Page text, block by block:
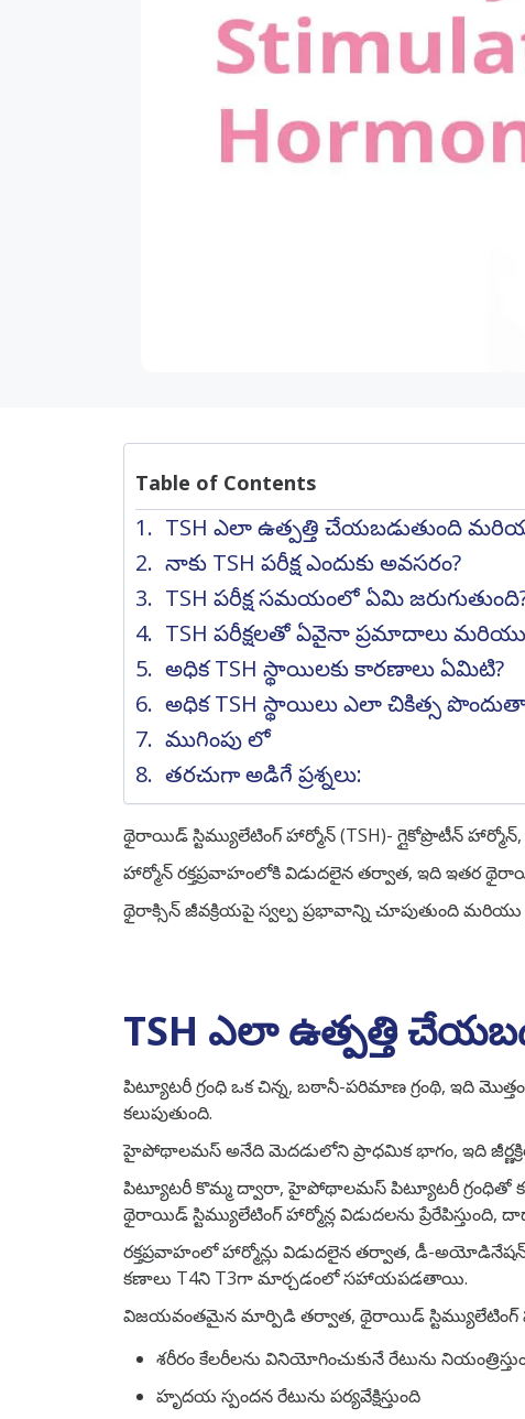
Table of Contents
TSH ఎలా ఉత్పత్తి చేయబడుతుంది
నాకు TSH పరీక్ష ఎందుకు అవసరం?
TSH పరీక్ష సమయంలో ఏమి
TSH పరీక్షలతో ఏవైనా ప్రమాదాలు
అధిక TSH స్థాయిలకు కారణాలు ఏమిటి?
అధిక TSH స్థాయిలు ఎలా చికిత్స
ముగింపు లో
తరచుగా అడిగే ప్రశ్నలు:
థైరాయిడ్ స్టిమ్యులేటింగ్ హార్మోన్ (TSH)- గ్లైకోప్రొటీన్
హార్మోన్ రక్తప్రవాహంలోకి విడుదలైన తర్వాత, ఇది ఇతర
థైరాక్సిన్ జీవక్రియపై స్వల్ప ప్రభావాన్ని చూపుతుంది
TSH ఎలా ఉత్పత్తి
పిట్యూటరీ గ్రంధి ఒక చిన్న, బఠానీ-పరిమాణ గ్రంథి, ఇది
కలుపుతుంది.
హైపోథాలమస్ అనేది మెదడులోని ప్రాధమిక భాగం, ఇది
పిట్యూటరీ కొమ్మ ద్వారా, హైపోథాలమస్ పిట్యూటరీ గ్రంధితో
థైరాయిడ్ స్టిమ్యులేటింగ్ హార్మోన్ల విడుదలను
రక్తప్రవాహంలో హార్మోన్లు విడుదలైన తర్వాత, డీ-
కణాలు T4ని T3గా మార్చడంలో సహాయపడతాయి.
విజయవంతమైన మార్పిడి తర్వాత, థైరాయిడ్ స్టిమ్యులేటింగ్
శరీరం కేలరీలను వినియోగించుకునే రేటును
హృదయ స్పందన రేటును పర్యవేక్షిస్తుంది